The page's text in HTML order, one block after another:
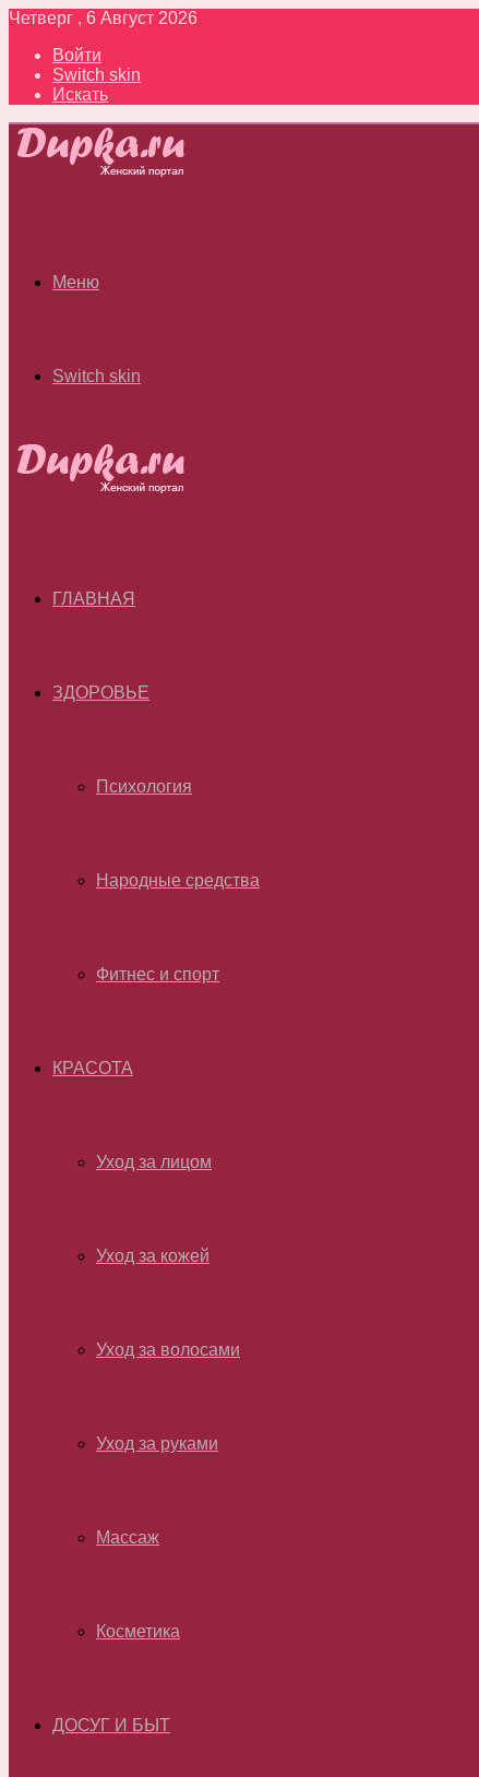
Четверг , 6 Август 2026
Войти
Switch skin
Искать
Меню
Switch skin
ГЛАВНАЯ
ЗДОРОВЬЕ
Психология
Народные средства
Фитнес и спорт
КРАСОТА
Уход за лицом
Уход за кожей
Уход за волосами
Уход за руками
Массаж
Косметика
ДОСУГ И БЫТ